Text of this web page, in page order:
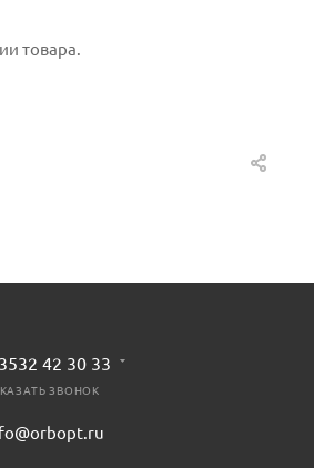
товара.
42 30 33
ЗВОНОК